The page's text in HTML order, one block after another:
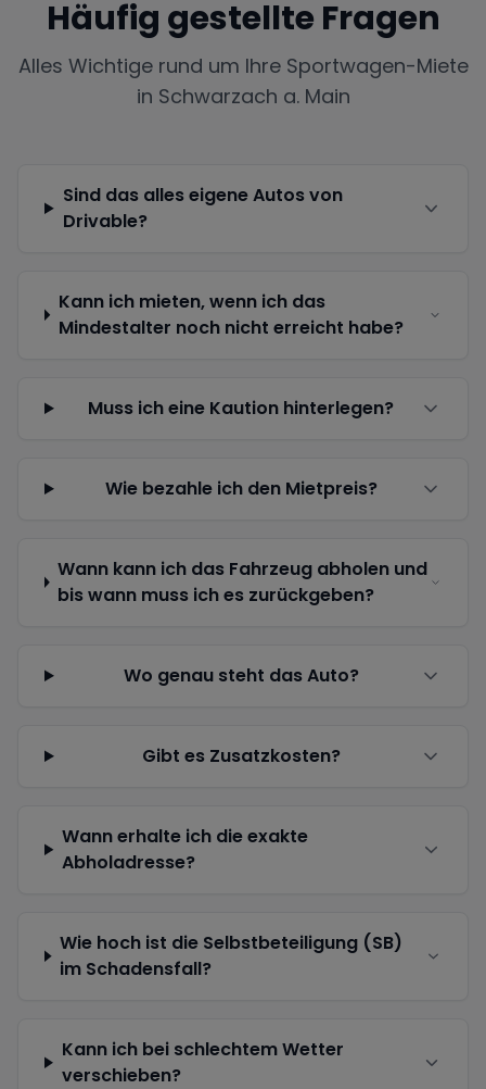
Häufig gestellte Fragen
Alles Wichtige rund um Ihre Sportwagen-Miete
in Schwarzach a. Main
Sind das alles eigene Autos von
Drivable?
Kann ich mieten, wenn ich das
Mindestalter noch nicht erreicht habe?
Muss ich eine Kaution hinterlegen?
Wie bezahle ich den Mietpreis?
Wann kann ich das Fahrzeug abholen und
bis wann muss ich es zurückgeben?
Wo genau steht das Auto?
Gibt es Zusatzkosten?
Wann erhalte ich die exakte
Abholadresse?
Wie hoch ist die Selbstbeteiligung (SB)
im Schadensfall?
Kann ich bei schlechtem Wetter
verschieben?